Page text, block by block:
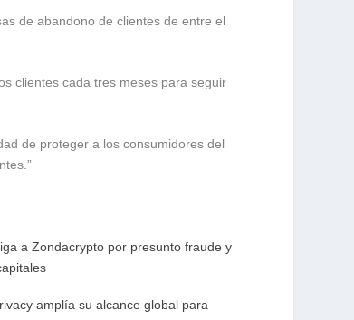
de abandono de clientes de entre el
clientes cada tres meses para seguir
de proteger a los consumidores del
a Zondacrypto por presunto fraude y
amplía su alcance global para